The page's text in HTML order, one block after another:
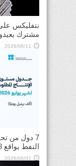
مشترك
2026/06/11
7 دول من
النفط بواقع 188 ألف برميل في يوليو المقبل
2026/06/07